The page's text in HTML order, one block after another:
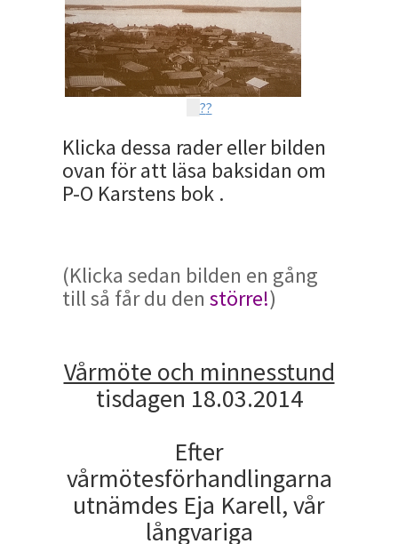
??
Klicka dessa rader eller bilden
ovan för att läsa baksidan om
P-O Karstens bok .
(Klicka sedan bilden en gång
till så får du den större!)
Vårmöte och minnesstund
tisdagen 18.03.2014
Efter
vårmötesförhandlingarna
utnämdes Eja Karell, vår
långvariga